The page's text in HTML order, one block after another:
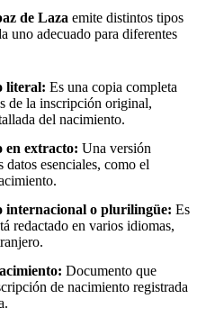
de Laza emite distintos tipos
uno adecuado para diferentes
literal: Es una copia completa
de la inscripción original,
del nacimiento.
en extracto: Una versión
esenciales, como el
internacional o plurilingüe: Es
redactado en varios idiomas,
Documento que
de nacimiento registrada
.